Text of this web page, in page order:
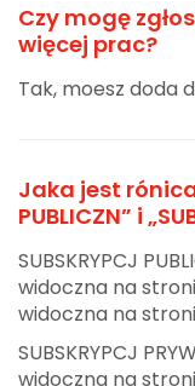
Czy mogę
więcej prac?
Tak, moesz doda
Jaka jest rónica
PUBLICZN” i
SUBSKRYPCJ
widoczna na
widoczna na
SUBSKRYPCJ
widoczna na